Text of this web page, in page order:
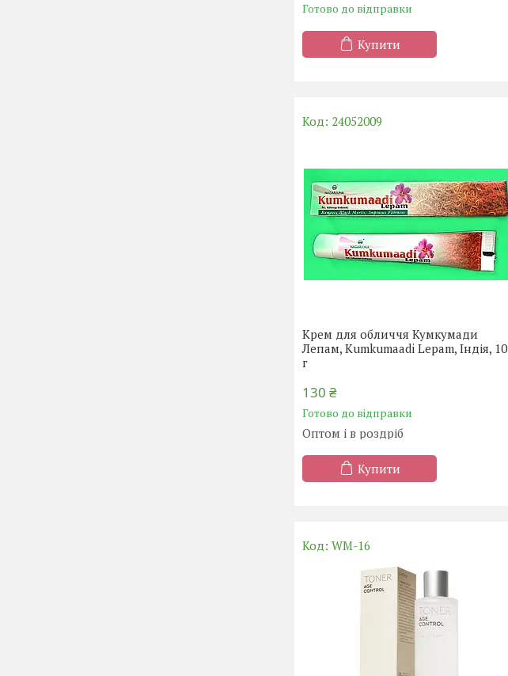
Готово до відправки
Купити
24052009
Крем для обличчя Кумкумади
Лепам, Kumkumaadi Lepam, Індія, 10
г
130 ₴
Готово до відправки
Оптом і в роздріб
Купити
WM-16